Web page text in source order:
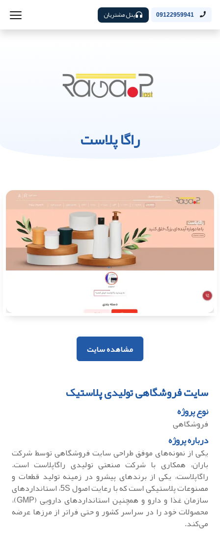
09122959941 پنل مشتریان
راگا پلاست
مشاهده سایت
سایت فروشگاهی تولیدی پلاستیک
نوع پروژه
فروشگاهی
درباره پروژه
یکی از نمونه‌های موفق طراحی سایت فروشگاهی توسط شرکت
باران، همکاری با شرکت صنعتی تولیدی راگاپلاست است.
راگاپلاست، یکی از برندهای پیشرو در زمینه تولید قطعات و
مصنوعات پلاستیکی است که با رعایت اصول 5S، استانداردهای
سازمان غذا و دارو و همچنین استانداردهای دارویی (GMP)،
محصولات خود را در سراسر کشور و حتی فراتر از مرزها عرضه
می‌کند.